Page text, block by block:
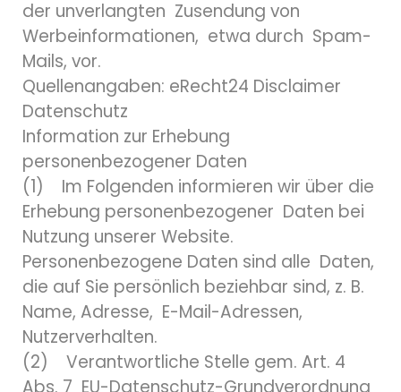
der unverlangten Zusendung von
Werbeinformationen, etwa durch Spam-
Mails, vor.
Quellenangaben: eRecht24 Disclaimer
Datenschutz
Information zur Erhebung
personenbezogener Daten
(1) Im Folgenden informieren wir über die
Erhebung personenbezogener Daten bei
Nutzung unserer Website.
Personenbezogene Daten sind alle Daten,
die auf Sie persönlich beziehbar sind, z. B.
Name, Adresse, E-Mail-Adressen,
Nutzerverhalten.
(2) Verantwortliche Stelle gem. Art. 4
Abs. 7 EU-Datenschutz-Grundverordnung